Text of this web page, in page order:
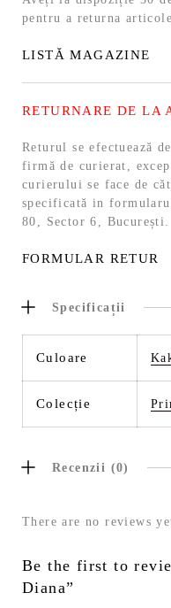
pentru a returna
LISTĂ MAGAZINE
RETURNARE DE LA
Returul se efectuează
firmă de curierat,
curierului se face de
specificată in
80, Sector 6, București.
FORMULAR RETUR
Specificații
Culoare
Colecție
Recenzii (0)
There are no reviews
Be the first to
Diana”